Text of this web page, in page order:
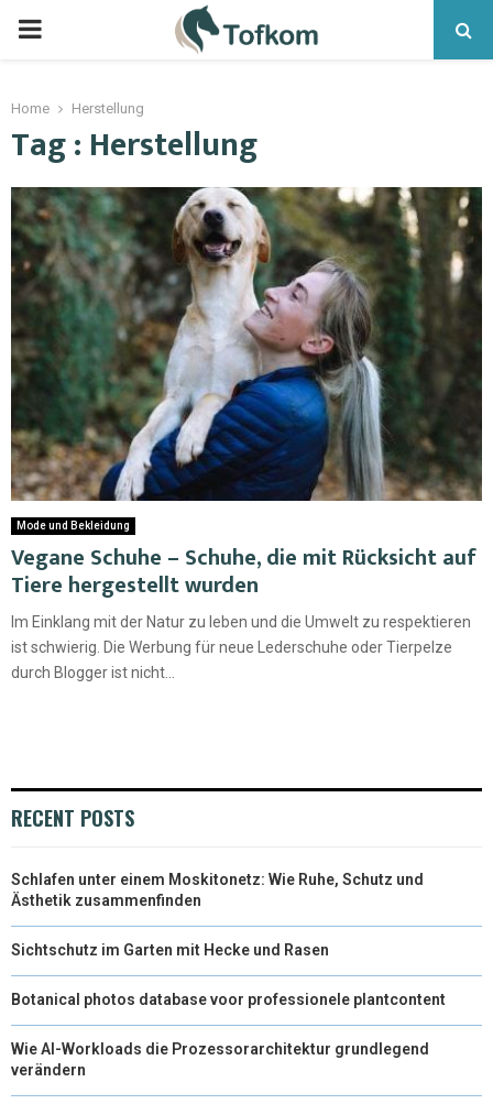
Home Herstellung
Tag : Herstellung
Mode und Bekleidung
Vegane Schuhe – Schuhe, die mit Rücksicht auf
Tiere hergestellt wurden
Im Einklang mit der Natur zu leben und die Umwelt zu respektieren
ist schwierig. Die Werbung für neue Lederschuhe oder Tierpelze
durch Blogger ist nicht...
RECENT POSTS
Schlafen unter einem Moskitonetz: Wie Ruhe, Schutz und
Ästhetik zusammenfinden
Sichtschutz im Garten mit Hecke und Rasen
Botanical photos database voor professionele plantcontent
Wie AI-Workloads die Prozessorarchitektur grundlegend
verändern